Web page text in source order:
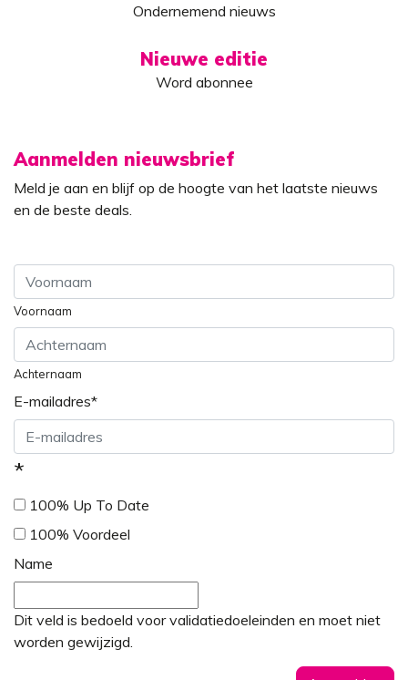
Ondernemend nieuws
Nieuwe editie
Word abonnee
Aanmelden nieuwsbrief
Meld je aan en blijf op de hoogte van het laatste nieuws
en de beste deals.
Voornaam
Achternaam
E-mailadres*
*
100% Up To Date
100% Voordeel
Name
Dit veld is bedoeld voor validatiedoeleinden en moet niet
worden gewijzigd.